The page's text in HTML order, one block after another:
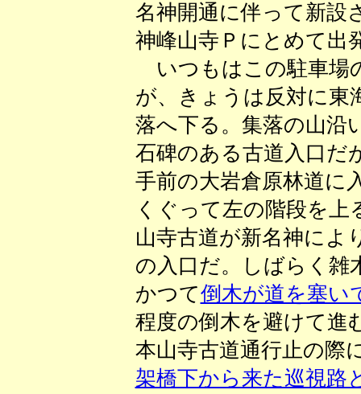
名神開通に伴って新設
神峰山寺Ｐにとめて出
いつもはこの駐車場
が、きょうは反対に東
落へ下る。集落の山沿
石碑のある古道入口だ
手前の大岩倉原林道に
くぐって左の階段を
山寺古道が新名神によ
の入口だ。しばらく雑
かつて倒木が道を塞い
程度の倒木を避けて進
本山寺古道通行止の際
架橋下から来た巡視路